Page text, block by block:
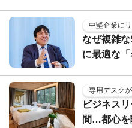
中堅企業に
なぜ複雑
に最適な
専用デスク
ビジネス
間…都心を